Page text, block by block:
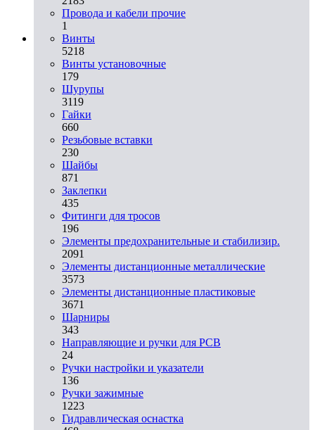
Провода и кабели прочие
1
Винты
5218
Винты установочные
179
Шурупы
3119
Гайки
660
Резьбовые вставки
230
Шайбы
871
Заклепки
435
Фитинги для тросов
196
Элементы предохранительные и стабилизир.
2091
Элементы дистанционные металлические
3573
Элементы дистанционные пластиковые
3671
Шарниры
343
Направляющие и ручки для PCB
24
Ручки настройки и указатели
136
Ручки зажимные
1223
Гидравлическая оснастка